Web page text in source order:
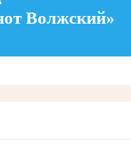
Волжский»